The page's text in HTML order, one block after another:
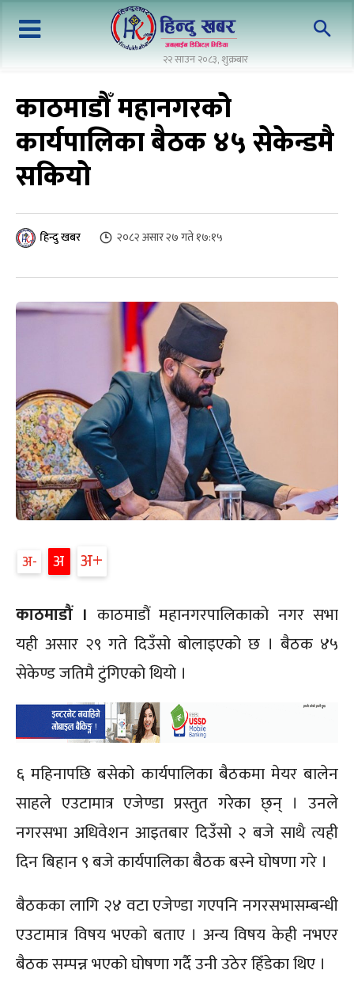
२२ साउन २०८३, शुक्रबार
काठमाडौँ महानगरको
कार्यपालिका बैठक ४५ सेकेन्डमै
सकियो
हिन्दु खबर २०८२ असार २७ गते १७:१५
अ- अ अ+
काठमाडौं । काठमाडौं महानगरपालिकाको नगर सभा
यही असार २९ गते दिउँसो बोलाइएको छ । बैठक ४५
सेकेण्ड जतिमै टुंगिएको थियो ।
६ महिनापछि बसेको कार्यपालिका बैठकमा मेयर बालेन
साहले एउटामात्र एजेण्डा प्रस्तुत गरेका छ्न् । उनले
नगरसभा अधिवेशन आइतबार दिउँसो २ बजे साथै त्यही
दिन बिहान ९ बजे कार्यपालिका बैठक बस्ने घोषणा गरे ।
बैठकका लागि २४ वटा एजेण्डा गएपनि नगरसभासम्बन्धी
एउटामात्र विषय भएको बताए । अन्य विषय केही नभएर
बैठक सम्पन्न भएको घोषणा गर्दै उनी उठेर हिँडेका थिए ।